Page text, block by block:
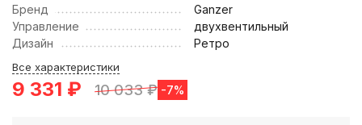
Бренд
Ganzer
Управление
двухвентильный
Дизайн
Ретро
Все характеристики
9 331 ₽ 10 033₽ -7%